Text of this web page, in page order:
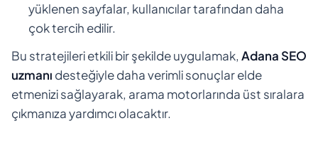
yüklenen sayfalar, kullanıcılar tarafından daha
çok tercih edilir.
Bu stratejileri etkili bir şekilde uygulamak, Adana SEO
uzmanı desteğiyle daha verimli sonuçlar elde
etmenizi sağlayarak, arama motorlarında üst sıralara
çıkmanıza yardımcı olacaktır.